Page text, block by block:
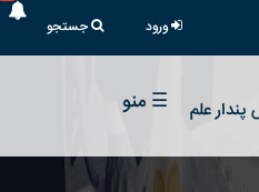
ورود جستجو
علم
☰ منو